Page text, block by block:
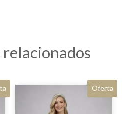
Oferta